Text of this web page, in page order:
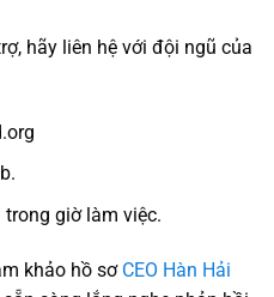
hãy liên hệ với đội ngũ của
giờ làm việc.
khảo hồ sơ CEO Hàn Hải